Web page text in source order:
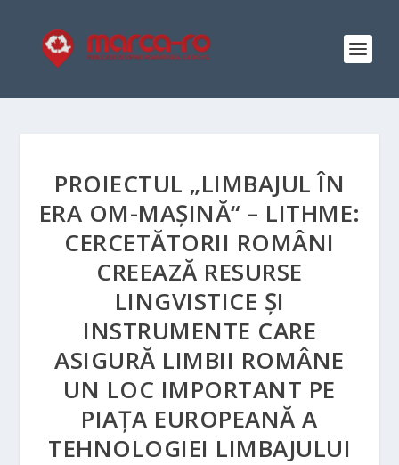
PROIECTUL „LIMBAJUL ÎN
ERA OM-MAȘINĂ“ – LITHME:
CERCETĂTORII ROMÂNI
CREEAZĂ RESURSE
LINGVISTICE ȘI
INSTRUMENTE CARE
ASIGURĂ LIMBII ROMÂNE
UN LOC IMPORTANT PE
PIAȚA EUROPEANĂ A
TEHNOLOGIEI LIMBAJULUI